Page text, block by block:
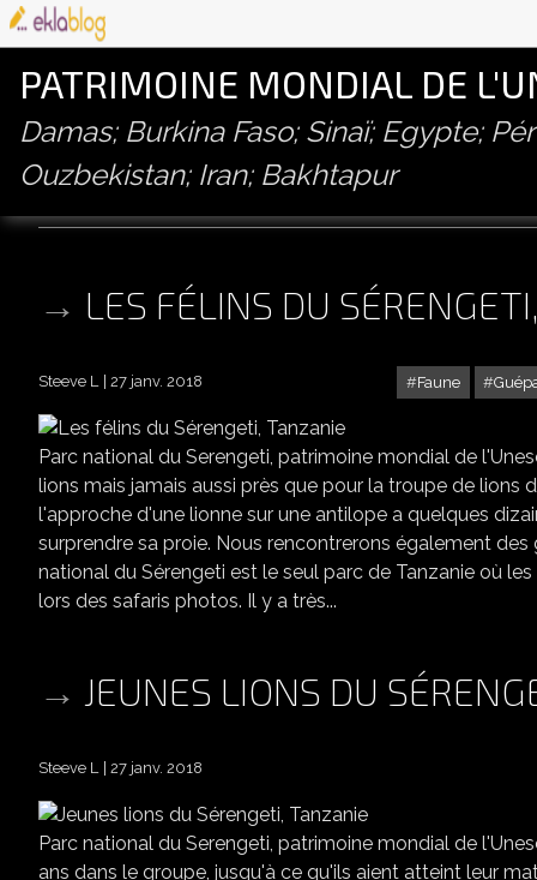
PATRIMOINE MONDIAL DE
Damas; Burkina Faso; Sinaï; Egypte;
Ouzbekistan; Iran; Bakhtapur
LES FÉLINS DU
Faune
Steeve L 27 janv. 2018
Parc national du Serengeti, patrimoine mondial de
lions mais jamais aussi près que pour la troupe de
l'approche d'une lionne sur une antilope a quelques
surprendre sa proie. Nous rencontrerons également
national du Sérengeti est le seul parc de Tanzanie où
lors des safaris photos. Il y a très...
JEUNES LIONS DU
Steeve L 27 janv. 2018
Parc national du Serengeti, patrimoine mondial de
ans dans le groupe, jusqu'à ce qu'ils aient atteint leur